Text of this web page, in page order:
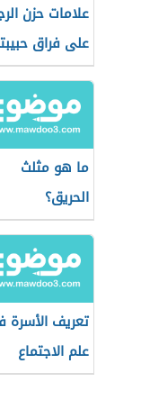
علامات حزن
على فراق
ما هو مثلث
الحريق؟
تعريف الأسرة
علم الاجتماع